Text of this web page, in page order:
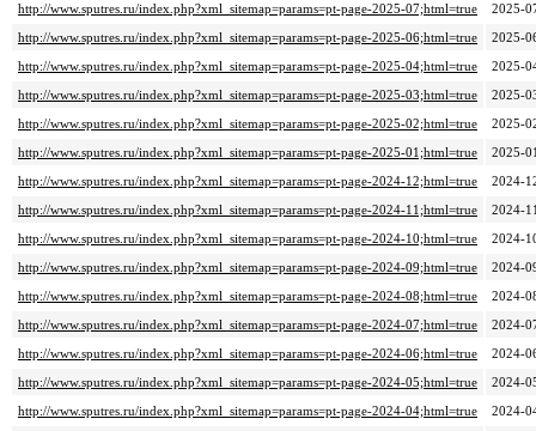
http://www.sputres.ru/index.php?xml_sitemap=params=pt-page-2025-07;html=true
2025-
http://www.sputres.ru/index.php?xml_sitemap=params=pt-page-2025-06;html=true
2025-
http://www.sputres.ru/index.php?xml_sitemap=params=pt-page-2025-04;html=true
2025-
http://www.sputres.ru/index.php?xml_sitemap=params=pt-page-2025-03;html=true
2025-
http://www.sputres.ru/index.php?xml_sitemap=params=pt-page-2025-02;html=true
2025-
http://www.sputres.ru/index.php?xml_sitemap=params=pt-page-2025-01;html=true
2025-
http://www.sputres.ru/index.php?xml_sitemap=params=pt-page-2024-12;html=true
2024-
http://www.sputres.ru/index.php?xml_sitemap=params=pt-page-2024-11;html=true
2024-
http://www.sputres.ru/index.php?xml_sitemap=params=pt-page-2024-10;html=true
2024-
http://www.sputres.ru/index.php?xml_sitemap=params=pt-page-2024-09;html=true
2024-
http://www.sputres.ru/index.php?xml_sitemap=params=pt-page-2024-08;html=true
2024-
http://www.sputres.ru/index.php?xml_sitemap=params=pt-page-2024-07;html=true
2024-
http://www.sputres.ru/index.php?xml_sitemap=params=pt-page-2024-06;html=true
2024-
http://www.sputres.ru/index.php?xml_sitemap=params=pt-page-2024-05;html=true
2024-
http://www.sputres.ru/index.php?xml_sitemap=params=pt-page-2024-04;html=true
2024-